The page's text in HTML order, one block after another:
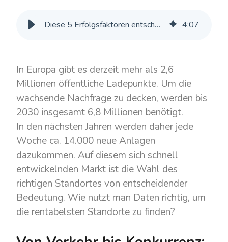
Diese 5 Erfolgsfaktoren entscheiden über den Umsatz Ihrer öffentlichen Ladestation 4:07
In Europa gibt es derzeit mehr als 2,6
Millionen öffentliche Ladepunkte. Um die
wachsende Nachfrage zu decken, werden bis
2030 insgesamt 6,8 Millionen benötigt.
In den nächsten Jahren werden daher jede
Woche ca. 14.000 neue Anlagen
dazukommen. Auf diesem sich schnell
entwickelnden Markt ist die Wahl des
richtigen Standortes von entscheidender
Bedeutung. Wie nutzt man Daten richtig, um
die rentabelsten Standorte zu finden?